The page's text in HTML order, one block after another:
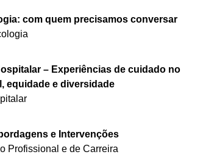
com quem precisamos conversar
– Experiências de cuidado no
equidade e diversidade
e Intervenções
Profissional e de Carreira